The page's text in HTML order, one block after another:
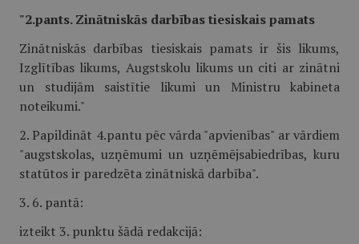
"2.pants. Zinātniskās darbības tiesiskais pamats
Zinātniskās darbības tiesiskais pamats ir šis likums,
Izglītības likums, Augstskolu likums un citi ar zinātni
un studijām saistītie likumi un Ministru kabineta
noteikumi."
2. Papildināt 4.pantu pēc vārda "apvienības" ar vārdiem
"augstskolas, uzņēmumi un uzņēmējsabiedrības, kuru
statūtos ir paredzēta zinātniskā darbība".
3. 6. pantā:
izteikt 3. punktu šādā redakcijā: